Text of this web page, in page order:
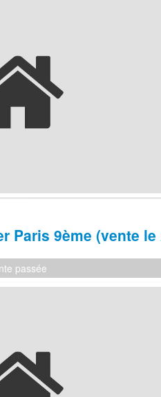
Paris 9ème (vente
passée